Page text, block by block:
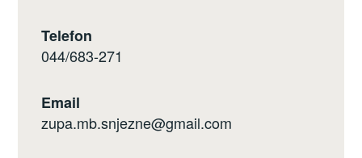
Telefon
044/683-271
Email
zupa.mb.snjezne@gmail.com